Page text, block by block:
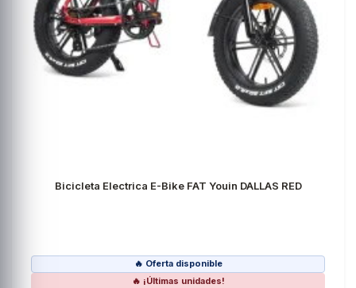
Bicicleta Electrica E-Bike FAT Youin DALLAS RED
🔥 Oferta disponible
🔥 ¡Últimas unidades!